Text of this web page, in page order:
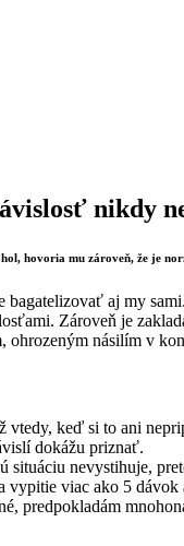
nikdy
hovoria mu zároveň, že je
aj my
Zároveň je
násilím v
keď si to ani
dokážu priznať.
nevystihuje,
viac ako 5
predpokladám